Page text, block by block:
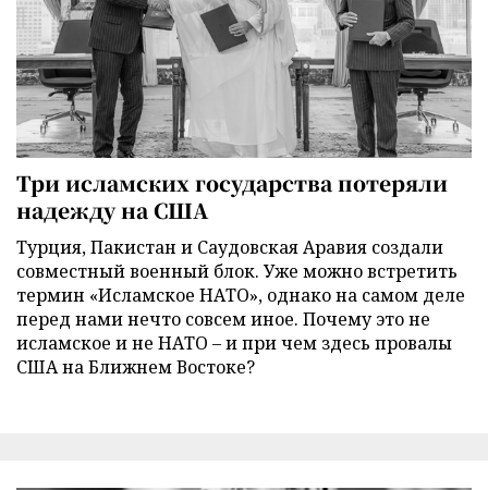
Три исламских государства потеряли
надежду на США
Турция, Пакистан и Саудовская Аравия создали
совместный военный блок. Уже можно встретить
термин «Исламское НАТО», однако на самом деле
перед нами нечто совсем иное. Почему это не
исламское и не НАТО – и при чем здесь провалы
США на Ближнем Востоке?